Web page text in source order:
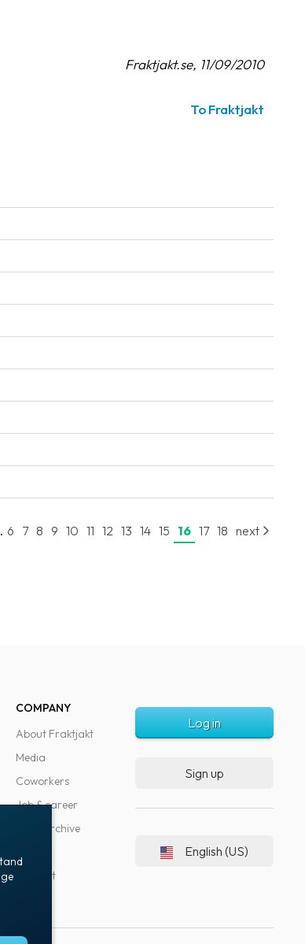
Fraktjakt.se, 11/09/2010
To Fraktjakt
6 7 8 9 10 11 12 13 14 15 16 17 18 next
COMPANY
About Fraktjakt
Media
Coworkers
Job & career
News archive
Support
Log in
Sign up
English (US)